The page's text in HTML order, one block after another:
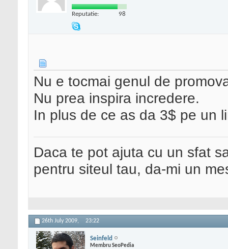
Reputatie: 98
Nu e tocmai genul de
Nu prea inspira incredere.
In plus de ce as da 3$ pe un
Daca te pot ajuta cu un sfat
pentru siteul tau, da-mi un
26th July 2009, 23:22
Seinfeld
Membru SeoPedia